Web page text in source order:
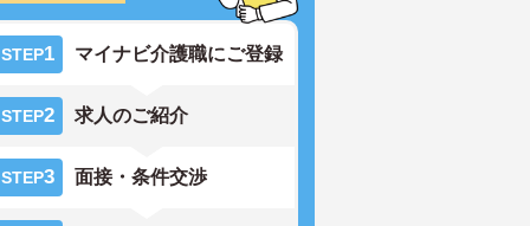
STEP1 マイナビ介護職にご登録
STEP2 求人のご紹介
STEP3 面接・条件交渉